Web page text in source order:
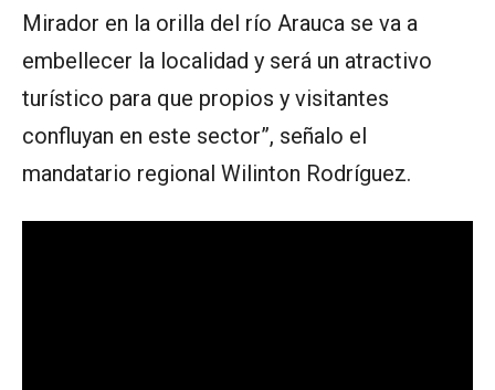
Mirador en la orilla del río Arauca se va a
embellecer la localidad y será un atractivo
turístico para que propios y visitantes
confluyan en este sector”, señalo el
mandatario regional Wilinton Rodríguez.